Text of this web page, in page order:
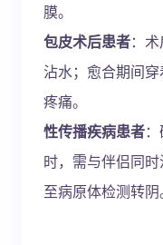
膜。
包皮术后患者：
沾水；愈合期间
疼痛。
性传播疾病患者
时，需与伴侣同
至病原体检测转阴